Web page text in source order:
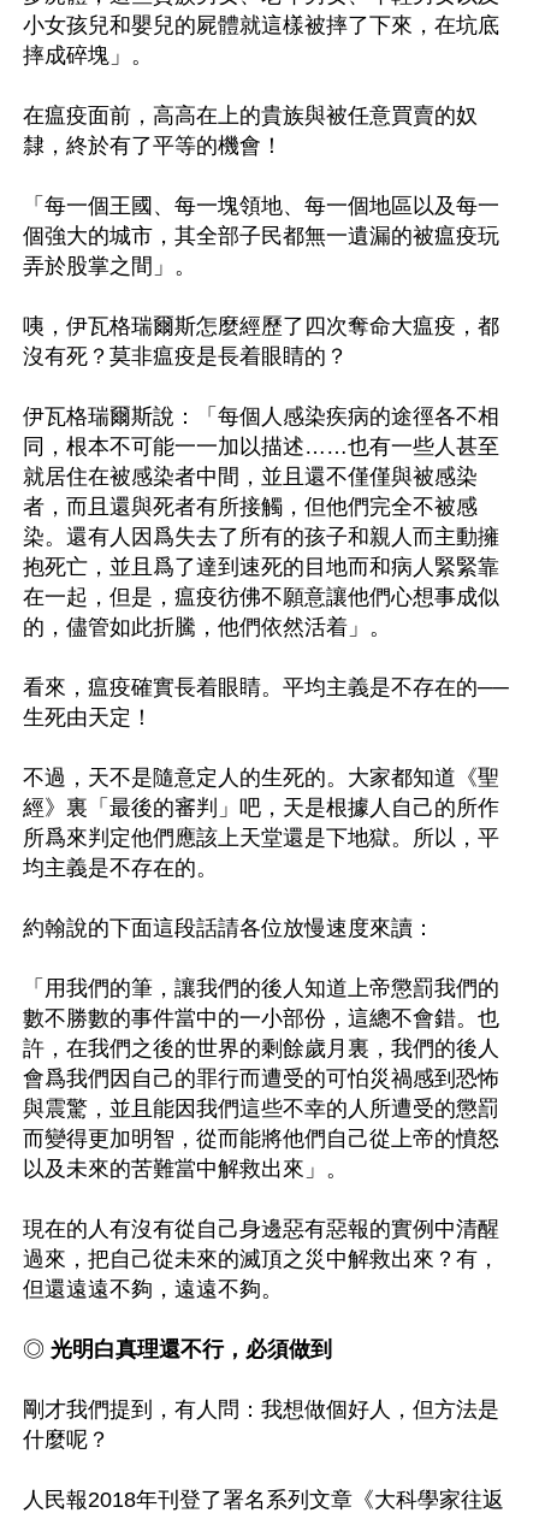
小女孩兒和嬰兒的屍體就這樣被摔了下來，在坑底
摔成碎塊」。
在瘟疫面前，高高在上的貴族與被任意買賣的奴
隸，終於有了平等的機會！
「每一個王國、每一塊領地、每一個地區以及每一
個強大的城市，其全部子民都無一遺漏的被瘟疫玩
弄於股掌之間」。
咦，伊瓦格瑞爾斯怎麼經歷了四次奪命大瘟疫，都
沒有死？莫非瘟疫是長着眼睛的？
伊瓦格瑞爾斯說：「每個人感染疾病的途徑各不相
同，根本不可能一一加以描述……也有一些人甚至
就居住在被感染者中間，並且還不僅僅與被感染
者，而且還與死者有所接觸，但他們完全不被感
染。還有人因爲失去了所有的孩子和親人而主動擁
抱死亡，並且爲了達到速死的目地而和病人緊緊靠
在一起，但是，瘟疫彷佛不願意讓他們心想事成似
的，儘管如此折騰，他們依然活着」。
看來，瘟疫確實長着眼睛。平均主義是不存在的──
生死由天定！
不過，天不是隨意定人的生死的。大家都知道《聖
經》裏「最後的審判」吧，天是根據人自己的所作
所爲來判定他們應該上天堂還是下地獄。所以，平
均主義是不存在的。
約翰說的下面這段話請各位放慢速度來讀：
「用我們的筆，讓我們的後人知道上帝懲罰我們的
數不勝數的事件當中的一小部份，這總不會錯。也
許，在我們之後的世界的剩餘歲月裏，我們的後人
會爲我們因自己的罪行而遭受的可怕災禍感到恐怖
與震驚，並且能因我們這些不幸的人所遭受的懲罰
而變得更加明智，從而能將他們自己從上帝的憤怒
以及未來的苦難當中解救出來」。
現在的人有沒有從自己身邊惡有惡報的實例中清醒
過來，把自己從未來的滅頂之災中解救出來？有，
但還遠遠不夠，遠遠不夠。
◎ 光明白真理還不行，必須做到
剛才我們提到，有人問：我想做個好人，但方法是
什麼呢？
人民報2018年刊登了署名系列文章《大科學家往返